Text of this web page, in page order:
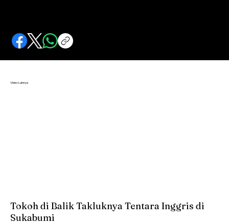
Video Lainnya
Tokoh di Balik Takluknya Tentara Inggris di
Sukabumi